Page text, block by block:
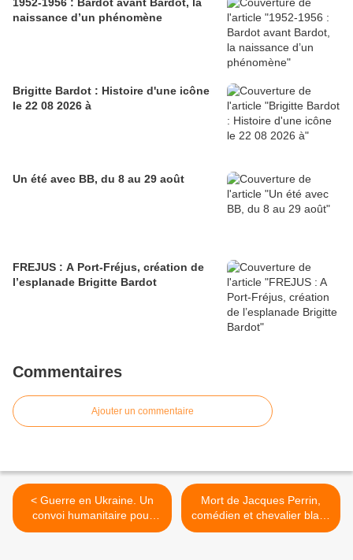
naissance d’un phénomène
Brigitte Bardot : Histoire d'une icône
le 22 08 2026 à
Un été avec BB, du 8 au 29 août
FREJUS : A Port-Fréjus, création de
l’esplanade Brigitte Bardot
Commentaires
Ajouter un commentaire
< Guerre en Ukraine. Un
convoi humanitaire pour
animaux est parti du refuge
Mort de Jacques Perrin,
comédien et chevalier blanc
de la production